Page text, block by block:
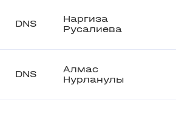
DNS
Наргиза
Русалиева
DNS
Алмас
Нурланулы